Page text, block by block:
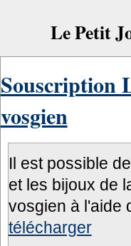
Le Petit
Souscription
vosgien
Il est possible
et les bijoux de
vosgien à l'aide
télécharger